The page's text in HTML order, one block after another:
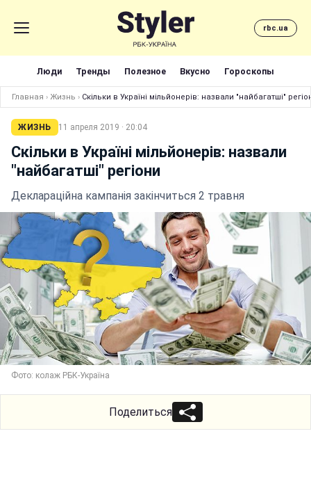
rbc.ua
Люди Тренды Полезное Вкусно Гороскопы
Главная › Жизнь › Скільки в Україні мільйонерів: назвали "найбагатші"
ЖИЗНЬ 11 апреля 2019 · 20:04
Скільки в Україні мільйонерів: назвали
"найбагатші" регіони
Деклараційна кампанія закінчиться 2 травня
Фото: колаж РБК-Україна
Поделиться